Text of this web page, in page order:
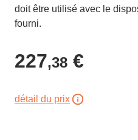
doit être utilisé avec le
fourni.
227,38 €
détail du prix